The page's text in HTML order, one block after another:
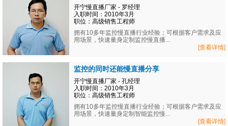
开宁慢直播厂家 - 罗经理
入职时间：2010年3月
职位：高级销售工程师
拥有10多年监控慢直播行业经验；可根据客户需求及应
用场景，快速量身定制监控慢直播...
[查看详情]
监控的同时还能慢直播分享
开宁慢直播厂家 - 孔经理
入职时间：2010年3月
职位：高级销售工程师
拥有10多年监控慢直播行业经验；可根据客户需求及应
用场景，快速量身定制智能监控慢...
[查看详情]